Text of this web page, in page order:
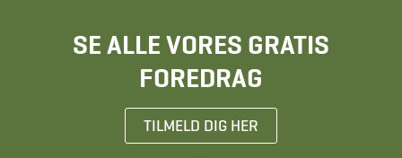
SE ALLE VORES GRATIS
FOREDRAG
TILMELD DIG HER